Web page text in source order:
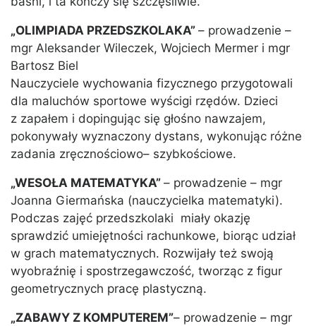
„OLIMPIADA PRZEDSZKOLAKA” – prowadzenie –
mgr Aleksander Wileczek, Wojciech Mermer i mgr
Bartosz Biel
Nauczyciele wychowania fizycznego przygotowali
dla maluchów sportowe wyścigi rzędów. Dzieci
z zapałem i dopingując się głośno nawzajem,
pokonywały wyznaczony dystans, wykonując różne
zadania zręcznościowo– szybkościowe.
„WESOŁA MATEMATYKA” – prowadzenie – mgr
Joanna Giermańska (nauczycielka matematyki).
Podczas zajęć przedszkolaki miały okazję
sprawdzić umiejętności rachunkowe, biorąc udział
w grach matematycznych. Rozwijały też swoją
wyobraźnię i spostrzegawczość, tworząc z figur
geometrycznych pracę plastyczną.
„ZABAWY Z KOMPUTEREM”– prowadzenie – mgr